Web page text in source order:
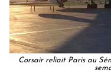
Corsair reliait Paris au